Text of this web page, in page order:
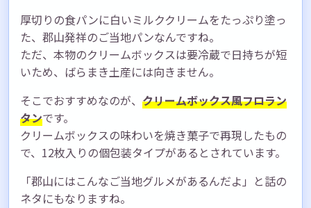
厚切りの食パンに白いミルククリームをたっぷり塗っ
た、郡山発祥のご当地パンなんですね。
ただ、本物のクリームボックスは要冷蔵で日持ちが短
いため、ばらまき土産には向きません。
そこでおすすめなのが、 クリームボックス風フロラン
タンです。
クリームボックスの味わいを焼き菓子で再現したもの
で、12枚入りの個包装タイプがあるとされています。
「郡山にはこんなご当地グルメがあるんだよ」と話の
ネタにもなりますね。